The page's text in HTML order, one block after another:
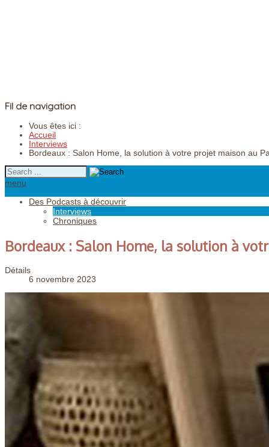
Fil de navigation
Vous êtes ici :
Accueil
Interviews
Bordeaux : Salon Home, la solution à votre projet maison au
menu
Des Podcasts à découvrir
Interviews
Chroniques
Bordeaux : Salon Home, la solution à
Détails
6 novembre 2023